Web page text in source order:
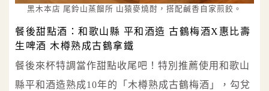
黑木本店 尾鈴山蒸餾所 山猿麥燒酎，搭配鹹香自家煎餃。
餐後甜點酒：和歌山縣 平和酒造 古鶴梅酒X惠比壽
生啤酒 木樽熟成古鶴拿鐵
餐後來杯特調當作甜點收尾吧！特別推薦使用和歌山
縣平和酒造熟成10年的「木樽熟成古鶴梅酒」，勾兌